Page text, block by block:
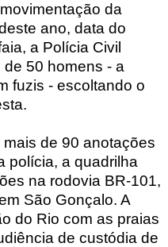
da
ano, data do
a Polícia Civil
50 homens - a
fuzis - escoltando o
de 90 anotações
polícia, a quadrilha
na rodovia BR-101,
São Gonçalo. A
do Rio com as praias
de custódia de